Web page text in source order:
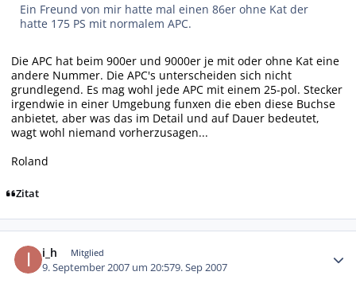
Ein Freund von mir hatte mal einen 86er ohne Kat der
hatte 175 PS mit normalem APC.
Die APC hat beim 900er und 9000er je mit oder ohne Kat eine
andere Nummer. Die APC's unterscheiden sich nicht
grundlegend. Es mag wohl jede APC mit einem 25-pol. Stecker
irgendwie in einer Umgebung funxen die eben diese Buchse
anbietet, aber was das im Detail und auf Dauer bedeutet,
wagt wohl niemand vorherzusagen...
Roland
Zitat
i_h Mitglied
9. September 2007 um 20:579. Sep 2007